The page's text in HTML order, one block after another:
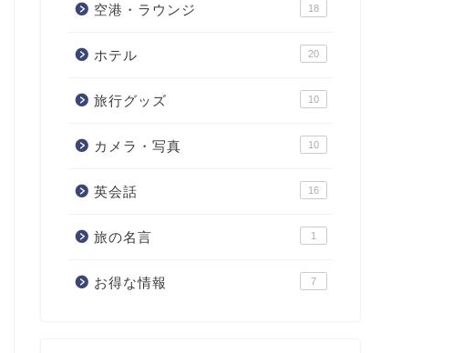
空港・ラウンジ 18
ホテル 20
旅行グッズ 10
カメラ・写真 10
英会話 16
旅の名言 1
お得な情報 7